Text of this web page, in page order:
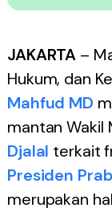
JAKARTA –
Hukum, dan
Mahfud MD
mantan Wakil
Djalal terkait
Presiden
merupakan